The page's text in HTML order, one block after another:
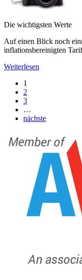
Die wichtigsten Werte
Auf einen Blick noch
inflationsbereinigten
Weiterlesen
1
2
3
…
nächste